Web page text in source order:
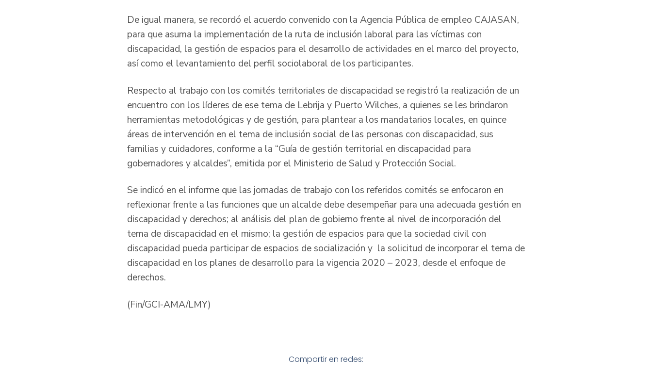
De igual manera, se recordó el acuerdo convenido con la Agencia Pública de empleo CAJASAN,
para que asuma la implementación de la ruta de inclusión laboral para las víctimas con
discapacidad, la gestión de espacios para el desarrollo de actividades en el marco del proyecto,
así como el levantamiento del perfil sociolaboral de los participantes.
Respecto al trabajo con los comités territoriales de discapacidad se registró la realización de un
encuentro con los líderes de ese tema de Lebrija y Puerto Wilches, a quienes se les brindaron
herramientas metodológicas y de gestión, para plantear a los mandatarios locales, en quince
áreas de intervención en el tema de inclusión social de las personas con discapacidad, sus
familias y cuidadores, conforme a la “Guía de gestión territorial en discapacidad para
gobernadores y alcaldes”, emitida por el Ministerio de Salud y Protección Social.
Se indicó en el informe que las jornadas de trabajo con los referidos comités se enfocaron en
reflexionar frente a las funciones que un alcalde debe desempeñar para una adecuada gestión en
discapacidad y derechos; al análisis del plan de gobierno frente al nivel de incorporación del
tema de discapacidad en el mismo; la gestión de espacios para que la sociedad civil con
discapacidad pueda participar de espacios de socialización y la solicitud de incorporar el tema de
discapacidad en los planes de desarrollo para la vigencia 2020 – 2023, desde el enfoque de
derechos.
(Fin/GCI-AMA/LMY)
Compartir en redes: